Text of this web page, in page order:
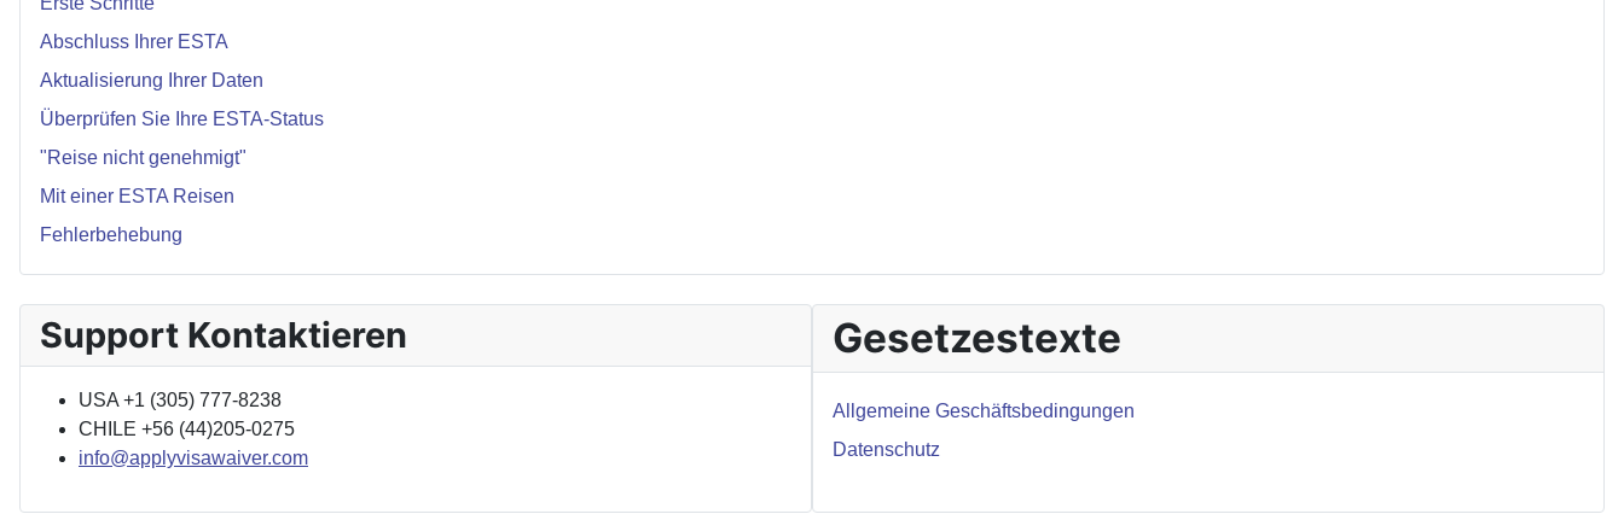
Abschluss Ihrer ESTA
Aktualisierung Ihrer Daten
Überprüfen Sie Ihre ESTA-Status
"Reise nicht genehmigt"
Mit einer ESTA Reisen
Fehlerbehebung
Support Kontaktieren
USA +1 (305) 777-8238
CHILE +56 (44)205-0275
info@applyvisawaiver.com
Gesetzestexte
Allgemeine Geschäftsbedingungen
Datenschutz